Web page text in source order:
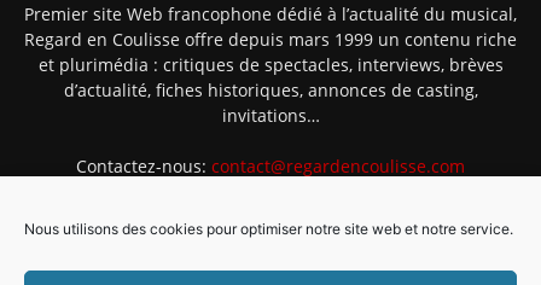
Nous utilisons des cookies pour optimiser notre site web et notre service.
Premier site Web francophone dédié à l’actualité du musical,
Regard en Coulisse offre depuis mars 1999 un contenu riche
et plurimédia : critiques de spectacles, interviews, brèves
d’actualité, fiches historiques, annonces de casting,
invitations…
Contactez-nous: contact@regardencoulisse.com